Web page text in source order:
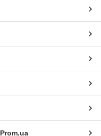
Prom.ua